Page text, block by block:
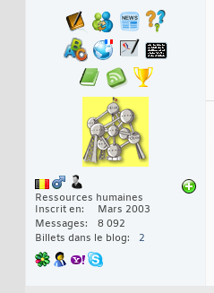
Ressources humaines
Inscrit en
Mars 2003
Messages
8 092
Billets dans le blog
2